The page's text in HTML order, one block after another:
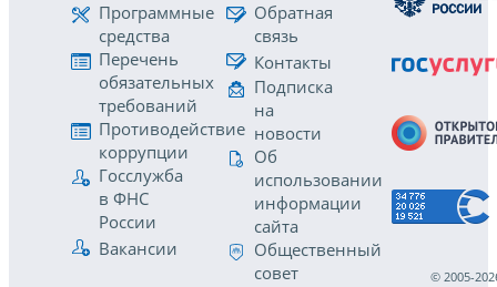
Программные
средства
Перечень
обязательных
требований
Противодействие
коррупции
Госслужба
в ФНС
России
Вакансии
Обратная
связь
Контакты
Подписка
на
новости
Об
использовании
информации
сайта
Общественный
совет
© 2005-